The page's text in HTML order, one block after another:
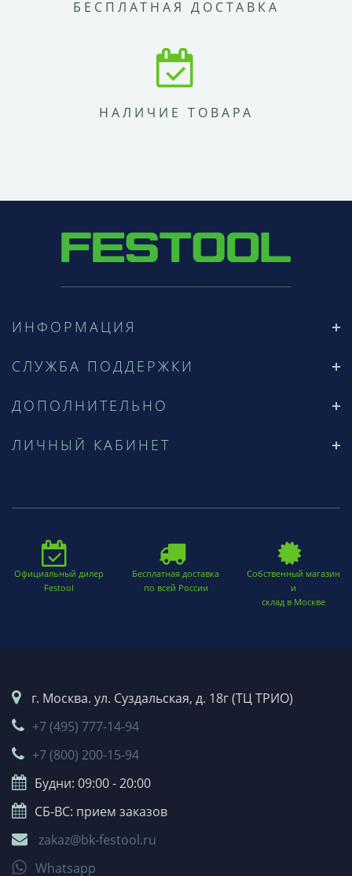
БЕСПЛАТНАЯ ДОСТАВКА
НАЛИЧИЕ ТОВАРА
ИНФОРМАЦИЯ
СЛУЖБА ПОДДЕРЖКИ
ДОПОЛНИТЕЛЬНО
ЛИЧНЫЙ КАБИНЕТ
Официальный дилер
Festool
Бесплатная доставка
по всей России
Собственный магазин
и
склад в Москве
г. Москва. ул. Суздальская, д. 18г (ТЦ ТРИО)
+7 (495) 777-14-94
+7 (800) 200-15-94
Будни: 09:00 - 20:00
СБ-ВС: прием заказов
zakaz@bk-festool.ru
Whatsapp